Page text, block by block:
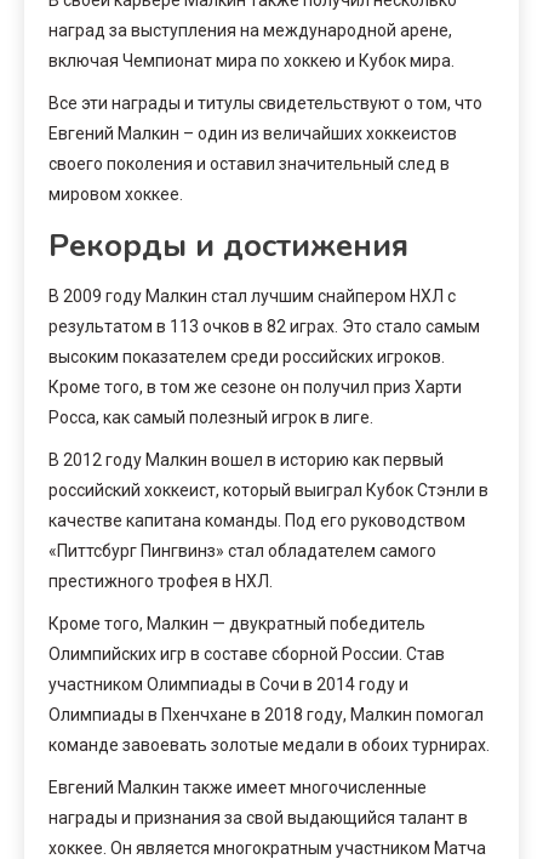
наград за выступления на международной арене,
включая Чемпионат мира по хоккею и Кубок мира.
Все эти награды и титулы свидетельствуют о том, что
Евгений Малкин – один из величайших хоккеистов
своего поколения и оставил значительный след в
мировом хоккее.
Рекорды и достижения
В 2009 году Малкин стал лучшим снайпером НХЛ с
результатом в 113 очков в 82 играх. Это стало самым
высоким показателем среди российских игроков.
Кроме того, в том же сезоне он получил приз Харти
Росса, как самый полезный игрок в лиге.
В 2012 году Малкин вошел в историю как первый
российский хоккеист, который выиграл Кубок Стэнли в
качестве капитана команды. Под его руководством
«Питтсбург Пингвинз» стал обладателем самого
престижного трофея в НХЛ.
Кроме того, Малкин — двукратный победитель
Олимпийских игр в составе сборной России. Став
участником Олимпиады в Сочи в 2014 году и
Олимпиады в Пхенчхане в 2018 году, Малкин помогал
команде завоевать золотые медали в обоих турнирах.
Евгений Малкин также имеет многочисленные
награды и признания за свой выдающийся талант в
хоккее. Он является многократным участником Матча